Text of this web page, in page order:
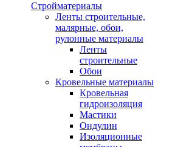
Стройматериалы
Ленты строительные,
малярные, обои,
рулонные материалы
Ленты
строительные
Обои
Кровельные материалы
Кровельная
гидроизоляция
Мастики
Ондулин
Изоляционные